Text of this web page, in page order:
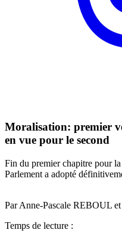
Moralisation: premier
en vue pour le second
Fin du premier chapitre pour
Parlement a adopté
Par Anne-Pascale REBOUL
Temps de lecture :